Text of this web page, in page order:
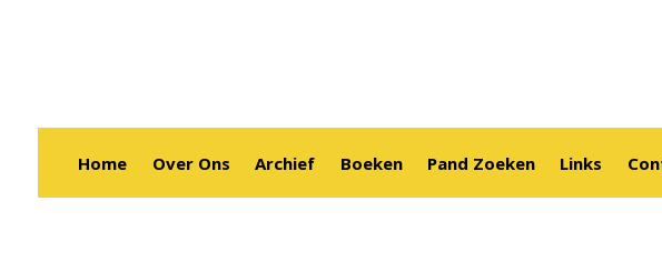
Home Over Ons Archief Boeken Pand Zoeken Links